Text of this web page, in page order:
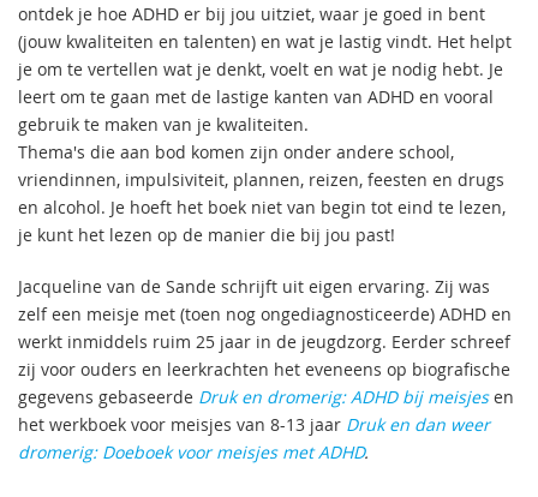
ontdek je hoe ADHD er bij jou uitziet, waar je goed in bent
(jouw kwaliteiten en talenten) en wat je lastig vindt. Het helpt
je om te vertellen wat je denkt, voelt en wat je nodig hebt. Je
leert om te gaan met de lastige kanten van ADHD en vooral
gebruik te maken van je kwaliteiten.
Thema's die aan bod komen zijn onder andere school,
vriendinnen, impulsiviteit, plannen, reizen, feesten en drugs
en alcohol. Je hoeft het boek niet van begin tot eind te lezen,
je kunt het lezen op de manier die bij jou past!
Jacqueline van de Sande schrijft uit eigen ervaring. Zij was
zelf een meisje met (toen nog ongediagnosticeerde) ADHD en
werkt inmiddels ruim 25 jaar in de jeugdzorg. Eerder schreef
zij voor ouders en leerkrachten het eveneens op biografische
gegevens gebaseerde Druk en dromerig: ADHD bij meisjes en
het werkboek voor meisjes van 8-13 jaar Druk en dan weer
dromerig: Doeboek voor meisjes met ADHD.